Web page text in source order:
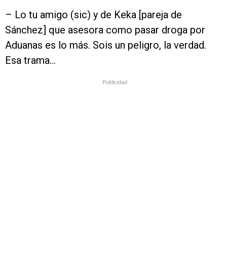
– Lo tu amigo (sic) y de Keka [pareja de
Sánchez] que asesora como pasar droga por
Aduanas es lo más. Sois un peligro, la verdad.
Esa trama...
Publicidad